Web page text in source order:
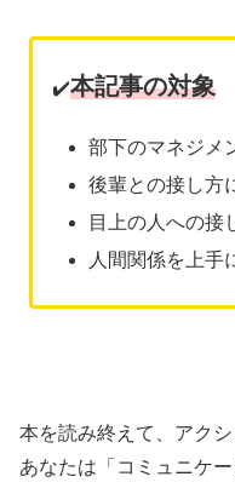
✔️本記事の対象
部下のマネジメ
後輩との接し方
目上の人への接
人間関係を上手
本を読み終えて、アク
あなたは「コミュニケ